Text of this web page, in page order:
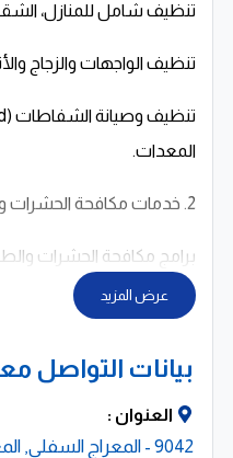
تنظيف شامل للمنازل،
تنظيف الواجهات والزجاج
المعدات.
2. خدمات مكافحة الحشرات والآفات
برامج مكافحة الحشرات
صحية وآمنة.
تعقيم شامل للمنازل
عرض المزيد
بيانات التواصل
العنوان :
9042 - المعراج السفلى,